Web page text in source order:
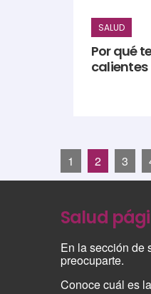
SALUD
Por qué
calientes
1 2 3
Salud
En la sección de
preocuparte.
Conoce cuál es la